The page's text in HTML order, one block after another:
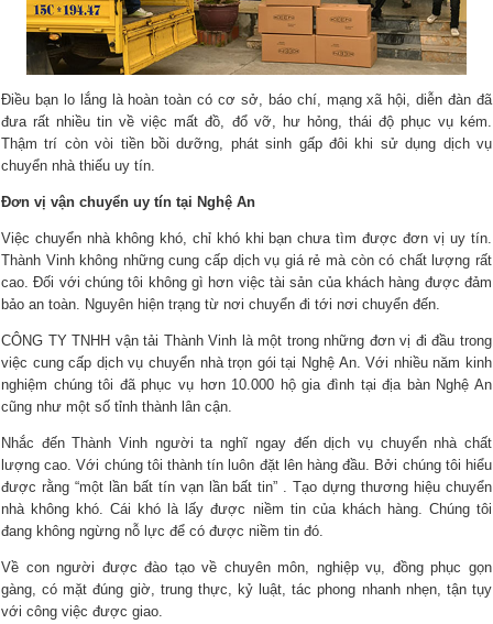
Điều bạn lo lắng là hoàn toàn có cơ sở, báo chí, mạng xã hội, diễn đàn đã
đưa rất nhiều tin về việc mất đồ, đổ vỡ, hư hỏng, thái độ phục vụ kém.
Thậm trí còn vòi tiền bồi dưỡng, phát sinh gấp đôi khi sử dụng dịch vụ
chuyển nhà thiếu uy tín.
Đơn vị vận chuyển uy tín tại Nghệ An
Việc chuyển nhà không khó, chỉ khó khi bạn chưa tìm được đơn vị uy tín.
Thành Vinh không những cung cấp dịch vụ giá rẻ mà còn có chất lượng rất
cao. Đối với chúng tôi không gì hơn việc tài sản của khách hàng được đảm
bảo an toàn. Nguyên hiện trạng từ nơi chuyển đi tới nơi chuyển đến.
CÔNG TY TNHH vận tải Thành Vinh là một trong những đơn vị đi đầu trong
việc cung cấp dịch vụ chuyển nhà trọn gói tại Nghệ An. Với nhiều năm kinh
nghiệm chúng tôi đã phục vụ hơn 10.000 hộ gia đình tại địa bàn Nghệ An
cũng như một số tỉnh thành lân cận.
Nhắc đến Thành Vinh người ta nghĩ ngay đến dịch vụ chuyển nhà chất
lượng cao. Với chúng tôi thành tín luôn đặt lên hàng đầu. Bởi chúng tôi hiểu
được rằng “một lần bất tín vạn lần bất tin” . Tạo dựng thương hiệu chuyển
nhà không khó. Cái khó là lấy được niềm tin của khách hàng. Chúng tôi
đang không ngừng nỗ lực để có được niềm tin đó.
Về con người được đào tạo về chuyên môn, nghiệp vụ, đồng phục gọn
gàng, có mặt đúng giờ, trung thực, kỷ luật, tác phong nhanh nhẹn, tận tụy
với công việc được giao.